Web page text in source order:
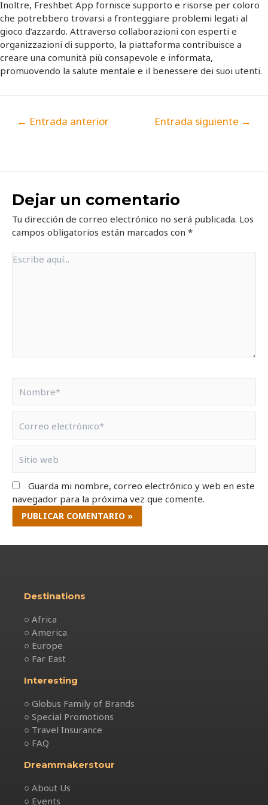
Inoltre, Freshbet App fornisce supporto e risorse per coloro
che potrebbero trovarsi a fronteggiare problemi legati al
gioco d’azzardo. Attraverso collaborazioni con esperti e
organizzazioni di supporto, la piattaforma contribuisce a
creare una comunità più consapevole e informata,
promuovendo la salute mentale e il benessere dei suoi utenti.
← Entrada anterior Entrada siguiente →
Dejar un comentario
Tu dirección de correo electrónico no será publicada. Los
campos obligatorios están marcados con *
Guarda mi nombre, correo electrónico y web en este
navegador para la próxima vez que comente.
Destinations
○ Africa
○ America
○ Europe
○ Far East
Interesting
○ Globus Family of Brands
○ Special Promotions
○ Travel Insurance
○ FAQ
Dreammakerstour
○ About Us
○ Events